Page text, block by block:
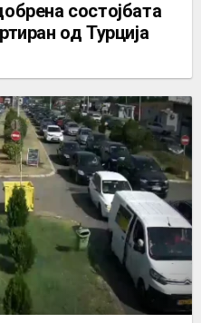
состојбата
од Турција